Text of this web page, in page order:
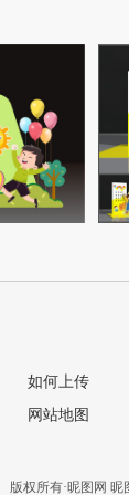
如何上传
网站地图
版权所有·昵图网 昵